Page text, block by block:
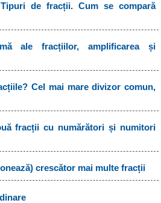
de fracții. Cum se compară
ale fracțiilor, amplificarea și
Cel mai mare divizor comun,
fracții cu numărători și numitori
crescător mai multe fracții